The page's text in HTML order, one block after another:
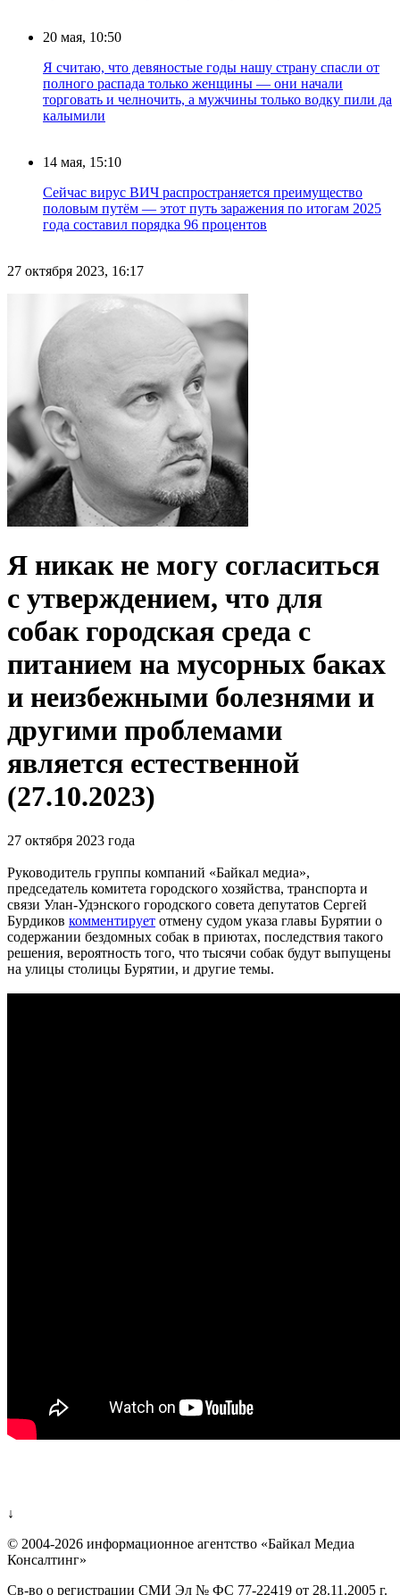
20 мая, 10:50
Я считаю, что девяностые годы нашу страну спасли от
полного распада только женщины — они начали
торговать и челночить, а мужчины только водку пили да
калымили
14 мая, 15:10
Сейчас вирус ВИЧ распространяется преимущество
половым путём — этот путь заражения по итогам 2025
года составил порядка 96 процентов
27 октября 2023, 16:17
Я никак не могу согласиться
с утверждением, что для
собак городская среда с
питанием на мусорных баках
и неизбежными болезнями и
другими проблемами
является естественной
(27.10.2023)
27 октября 2023 года
Руководитель группы компаний «Байкал медиа»,
председатель комитета городского хозяйства, транспорта и
связи Улан-Удэнского городского совета депутатов Сергей
Бурдиков комментирует отмену судом указа главы Бурятии о
содержании бездомных собак в приютах, последствия такого
решения, вероятность того, что тысячи собак будут выпущены
на улицы столицы Бурятии, и другие темы.
↓
© 2004-2026 информационное агентство «Байкал Медиа
Консалтинг»
Св-во о регистрации СМИ Эл № ФС 77-22419 от 28.11.2005 г.